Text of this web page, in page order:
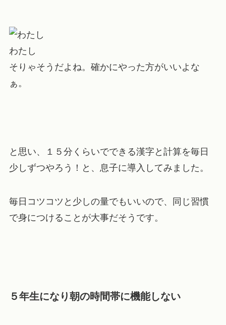
わたし
そりゃそうだよね。確かにやった方がいいよな
ぁ。
と思い、１５分くらいでできる漢字と計算を毎日
少しずつやろう！と、息子に導入してみました。
毎日コツコツと少しの量でもいいので、同じ習慣
で身につけることが大事だそうです。
５年生になり朝の時間帯に機能しない